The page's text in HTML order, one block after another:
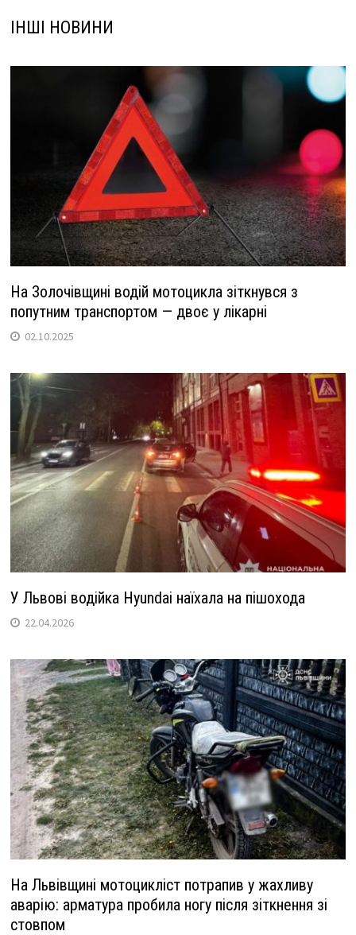
ІНШІ НОВИНИ
На Золочівщині водій мотоцикла зіткнувся з
попутним транспортом — двоє у лікарні
02.10.2025
У Львові водійка Hyundai наїхала на пішохода
22.04.2026
На Львівщині мотоцикліст потрапив у жахливу
аварію: арматура пробила ногу після зіткнення зі
стовпом